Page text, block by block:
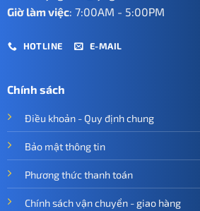
Giờ làm việc: 7:00AM - 5:00PM
HOTLINE E-MAIL
Chính sách
Điều khoản - Quy định chung
Bảo mật thông tin
Phương thức thanh toán
Chính sách vận chuyển - giao hàng